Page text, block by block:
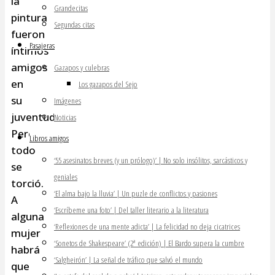
Grandecitas
Segundas citas
Pasajeras
Gazapos y culebras
Los gazapos del Sejo
Imágenes
Noticias
Libros amigos
‘55 asesinatos breves (y un prólogo)’ | No solo insólitos, sarcásticos y
geniales
‘El alma bajo la lluvia’ | Un puzle de conflictos y pasiones
‘Escríbeme una foto’ | Del taller literario a la literatura
‘Reflexiones de una mente adicta’ | La felicidad no deja cicatrices
‘Sonetos de Shakespeare’ (2ª edición) | El Bardo supera la cumbre
‘Salgheirón’ | La señal de tráfico que salvó el mundo
pintura
fueron
íntimos
amigos
en
su
juventud.
Pero
todo
se
torció.
A
alguna
mujer
habrá
que